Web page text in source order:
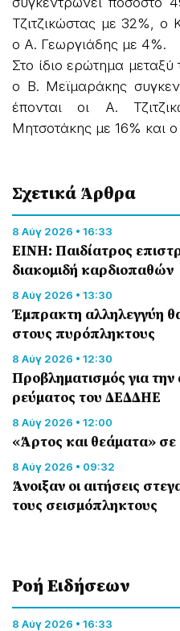
Τζιτζικώστας με 32%, ο
ο Α. Γεωργιάδης με 4%.
Στο ίδιο ερώτημα
ο Β. Μεϊμαράκης
έπονται οι Α.
Μητσοτάκης με 16% και
Σχετικά Άρθρα
8 Αύγ 2026 • 16:33
ΕΙΝΗ: Παιδίατρος
διακομιδή καρδιοπαθών
8 Αύγ 2026 • 13:30
Έμπρακτη αλληλεγγύη
στους πυρόπληκτους
8 Αύγ 2026 • 12:30
Προβληματισμός για
ρεύματος του ΔΕΔΔΗΕ
8 Αύγ 2026 • 12:00
«Άρτος και θεάματα»
8 Αύγ 2026 • 09:32
Άνοιξαν οι αιτήσεις
τους σεισμόπληκτους
Ροή Eιδήσεων
8 Αύγ 2026 • 16:33